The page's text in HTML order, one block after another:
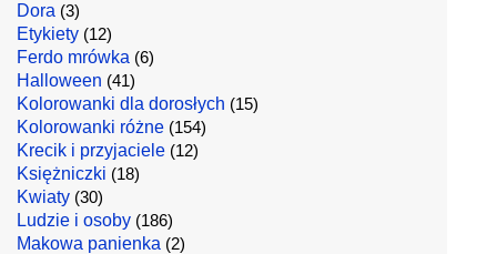
Dora (3)
Etykiety (12)
Ferdo mrówka (6)
Halloween (41)
Kolorowanki dla dorosłych (15)
Kolorowanki różne (154)
Krecik i przyjaciele (12)
Księżniczki (18)
Kwiaty (30)
Ludzie i osoby (186)
Makowa panienka (2)